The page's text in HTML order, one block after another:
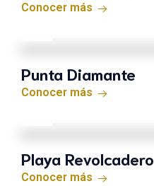
Conocer más
Punta Diamante
Conocer más
Playa Revolcadero
Conocer más